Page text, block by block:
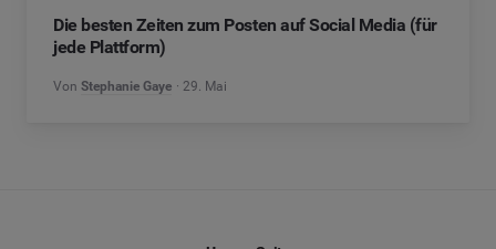
Die besten Zeiten zum Posten auf Social Media (für
jede Plattform)
Von Stephanie Gaye 29. Mai